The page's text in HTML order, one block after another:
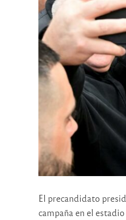
El precandidato
campaña en el